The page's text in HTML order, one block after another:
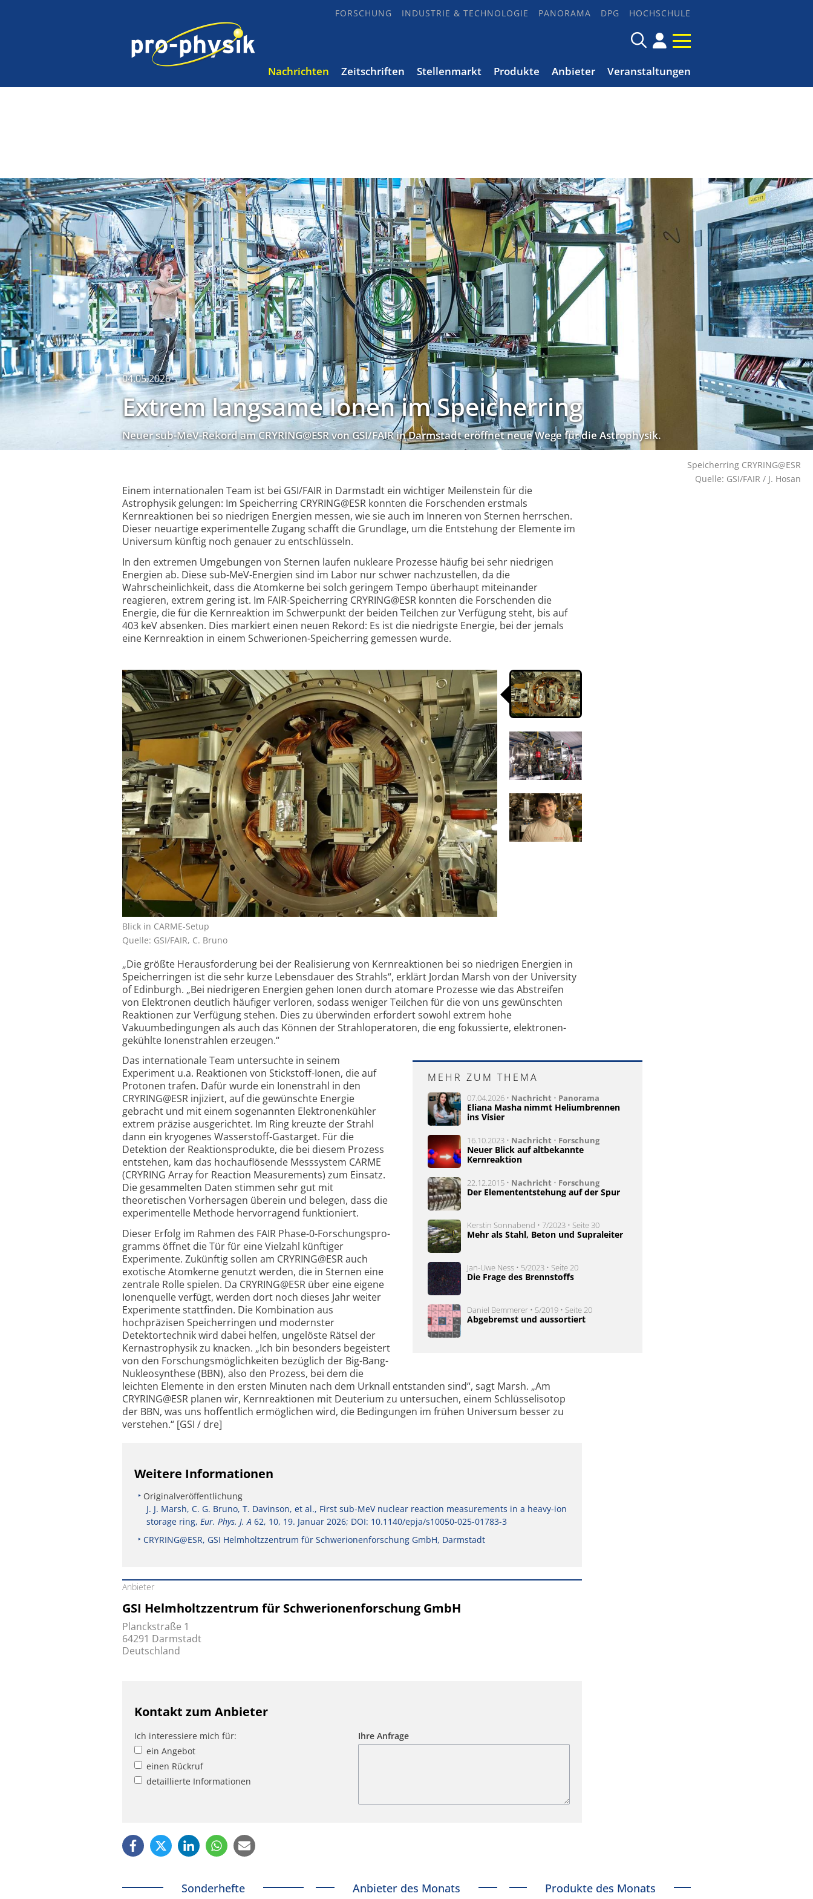
FORSCHUNG INDUSTRIE & TECHNOLOGIE PANORAMA DPG HOCHSCHULE
Nachrichten Zeitschriften Stellenmarkt Produkte Anbieter Veranstaltungen
04.05.2026
Extrem langsame Ionen im Speicherring
Neuer sub-MeV-Rekord am CRY­RING@ESR von GSI/FAIR in Darm­stadt er­öff­net neue Wege für die As­tro­phy­sik.
Speicherring CRYRING@ESR
Quelle: GSI/FAIR / J. Hosan
Einem internationalen Team ist bei GSI/FAIR in Darmstadt ein wichtiger Meilenstein für die
Astrophysik gelungen: Im Speicherring CRYRING@ESR konnten die Forschenden erstmals
Kernreaktionen bei so niedrigen Energien messen, wie sie auch im Inneren von Sternen herrschen.
Dieser neuartige experimentelle Zugang schafft die Grundlage, um die Entstehung der Elemente im
Universum künftig noch genauer zu entschlüsseln.
In den extremen Umgebungen von Sternen laufen nukleare Prozesse häufig bei sehr niedrigen
Energien ab. Diese sub-MeV-Energien sind im Labor nur schwer nachzustellen, da die
Wahrscheinlichkeit, dass die Atomkerne bei solch geringem Tempo überhaupt miteinander
reagieren, extrem gering ist. Im FAIR-Speicherring CRYRING@ESR konnten die Forschenden die
Energie, die für die Kernreaktion im Schwerpunkt der beiden Teilchen zur Verfügung steht, bis auf
403 keV absenken. Dies markiert einen neuen Rekord: Es ist die niedrigste Energie, bei der jemals
eine Kernreaktion in einem Schwerionen-Speicherring gemessen wurde.
Blick in CARME-Setup
Quelle: GSI/FAIR, C. Bruno
„Die größte Herausforderung bei der Realisierung von Kernreaktionen bei so niedrigen Energien in
Speicherringen ist die sehr kurze Lebensdauer des Strahls“, erklärt Jordan Marsh von der University
of Edinburgh. „Bei niedrigeren Energien gehen Ionen durch atomare Prozesse wie das Abstreifen
von Elektronen deutlich häufiger verloren, sodass weniger Teilchen für die von uns gewünschten
Reaktionen zur Verfügung stehen. Dies zu überwinden erfordert sowohl extrem hohe
Vakuumbedingungen als auch das Können der Strahloperatoren, die eng fokussierte, elektronen-
gekühlte Ionenstrahlen erzeugen.“
MEHR ZUM THEMA
07.04.2026 • Nachricht • Panorama
Eliana Masha nimmt Heliumbrennen
ins Visier
16.10.2023 • Nachricht • Forschung
Neuer Blick auf altbekannte
Kernreaktion
22.12.2015 • Nachricht • Forschung
Der Elemententstehung auf der Spur
Kerstin Sonnabend • 7/2023 • Seite 30
Mehr als Stahl, Beton und Supraleiter
Jan-Uwe Ness • 5/2023 • Seite 20
Die Frage des Brennstoffs
Daniel Bemmerer • 5/2019 • Seite 20
Abgebremst und aussortiert
Das internationale Team untersuchte in seinem
Experiment u.a. Reaktionen von Stick­stoff-Ionen, die auf
Protonen trafen. Dafür wurde ein Ionenstrahl in den
CRYRING@ESR injiziert, auf die gewünschte Energie
gebracht und mit einem sogenannten Elektronenkühler
extrem präzise ausgerichtet. Im Ring kreuzte der Strahl
dann ein kryogenes Wasser­stoff-Gas­tar­get. Für die
Detektion der Reaktionsprodukte, die bei diesem Prozess
entstehen, kam das hochauflösende Messsystem CARME
(CRYRING Array for Reaction Measurements) zum Einsatz.
Die gesammelten Daten stimmen sehr gut mit
theoretischen Vorhersagen überein und belegen, dass die
experimentelle Methode hervorragend funktioniert.
Dieser Erfolg im Rahmen des FAIR Phase-0-For­schungs­pro­
gramms öffnet die Tür für eine Vielzahl künftiger
Experimente. Zukünftig sollen am CRYRING@ESR auch
exotische Atomkerne genutzt werden, die in Sternen eine
zentrale Rolle spielen. Da CRYRING@ESR über eine eigene
Ionenquelle verfügt, werden dort noch dieses Jahr weiter
Experimente stattfinden. Die Kombination aus
hochpräzisen Speicherringen und modernster
Detektortechnik wird dabei helfen, ungelöste Rätsel der
Kernastrophysik zu knacken. „Ich bin besonders begeistert
von den Forschungsmöglichkeiten bezüglich der Big-Bang-
Nukleo­syn­the­se (BBN), also den Prozess, bei dem die
leichten Elemente in den ersten Minuten nach dem Urknall entstanden sind“, sagt Marsh. „Am
CRYRING@ESR planen wir, Kernreaktionen mit Deuterium zu untersuchen, einem Schlüsselisotop
der BBN, was uns hoffentlich ermöglichen wird, die Bedingungen im frühen Universum besser zu
verstehen.“ [GSI / dre]
Weitere Informationen
Originalveröffentlichung
J. J. Marsh, C. G. Bruno, T. Davinson, et al., First sub-MeV nuclear reaction measurements in a heavy-ion
storage ring, Eur. Phys. J. A 62, 10, 19. Januar 2026; DOI: 10.1140/epja/s10050-025-01783-3
CRYRING@ESR, GSI Helmholtzzentrum für Schwerionenforschung GmbH, Darmstadt
Anbieter
GSI Helmholtzzentrum für Schwerionenforschung GmbH
Planckstraße 1
64291 Darmstadt
Deutschland
Kontakt zum Anbieter
Ich interessiere mich für:
ein Angebot
einen Rückruf
detaillierte Informationen
Ihre Anfrage
Sonderhefte Anbieter des Monats Produkte des Monats